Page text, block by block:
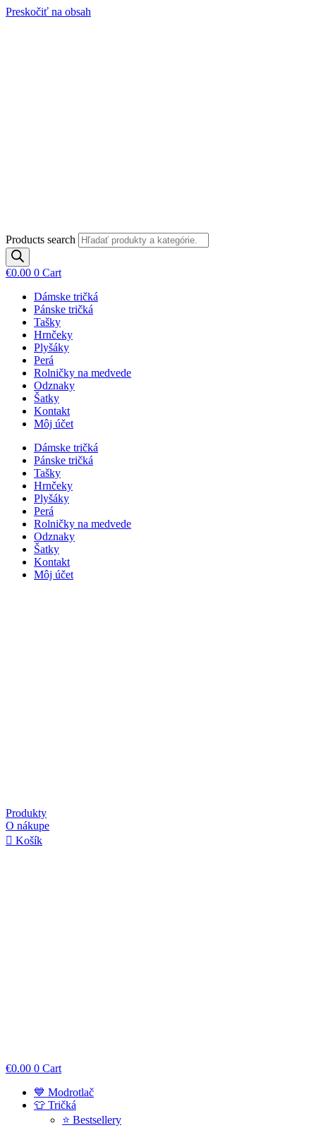
Preskočiť na obsah
Products search
€0.00 0 Cart
Dámske tričká
Pánske tričká
Tašky
Hrnčeky
Plyšáky
Perá
Rolničky na medvede
Odznaky
Šatky
Kontakt
Môj účet
Dámske tričká
Pánske tričká
Tašky
Hrnčeky
Plyšáky
Perá
Rolničky na medvede
Odznaky
Šatky
Kontakt
Môj účet
Produkty
O nákupe
Košík
€0.00 0 Cart
💙 Modrotlač
👕 Tričká
⭐ Bestsellery